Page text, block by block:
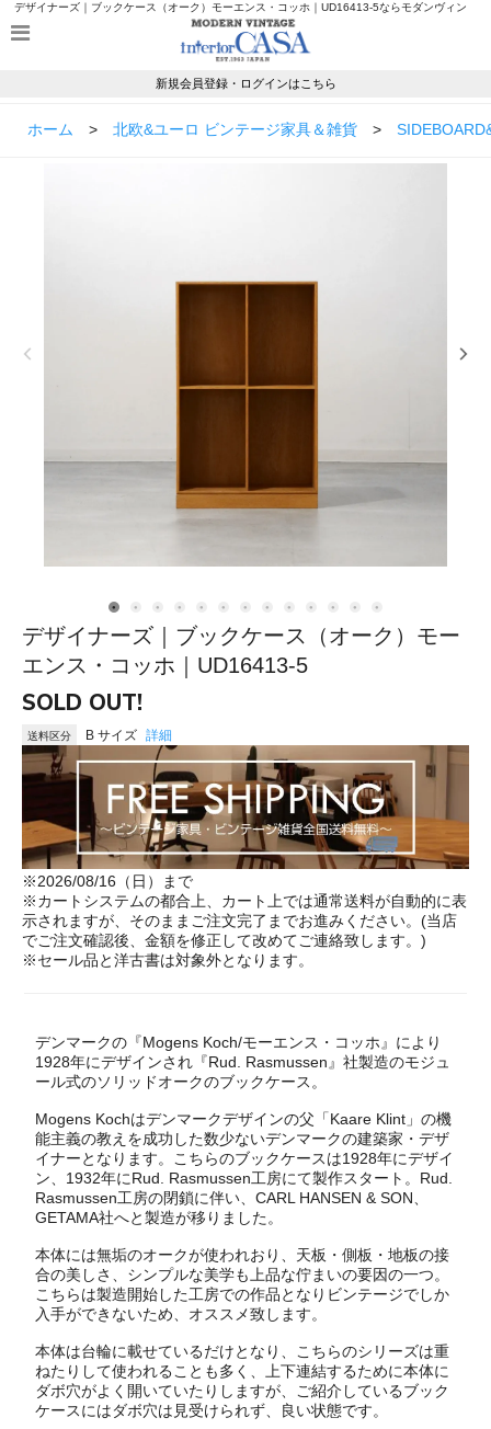
デザイナーズ｜ブックケース（オーク）モーエンス・コッホ｜UD16413-5ならモダンヴィン
新規会員登録・ログインはこちら
ホーム > 北欧&ユーロ ビンテージ家具＆雑貨 >
デザイナーズ｜ブックケース（オーク）モー
エンス・コッホ｜UD16413-5
SOLD OUT!
送料区分 B サイズ 詳細
※2026/08/16（日）まで
※カートシステムの都合上、カート上では通常送料が自動的に表
示されますが、そのままご注文完了までお進みください。(当店
でご注文確認後、金額を修正して改めてご連絡致します。)
※セール品と洋古書は対象外となります。
デンマークの『Mogens Koch/モーエンス・コッホ』により
1928年にデザインされ『Rud. Rasmussen』社製造のモジュ
ール式のソリッドオークのブックケース。
Mogens Kochはデンマークデザインの父「Kaare Klint」の機
能主義の教えを成功した数少ないデンマークの建築家・デザ
イナーとなります。こちらのブックケースは1928年にデザイ
ン、1932年にRud. Rasmussen工房にて製作スタート。Rud.
Rasmussen工房の閉鎖に伴い、CARL HANSEN & SON、
GETAMA社へと製造が移りました。
本体には無垢のオークが使われおり、天板・側板・地板の接
合の美しさ、シンプルな美学も上品な佇まいの要因の一つ。
こちらは製造開始した工房での作品となりビンテージでしか
入手ができないため、オススメ致します。
本体は台輪に載せているだけとなり、こちらのシリーズは重
ねたりして使われることも多く、上下連結するために本体に
ダボ穴がよく開いていたりしますが、ご紹介しているブック
ケースにはダボ穴は見受けられず、良い状態です。